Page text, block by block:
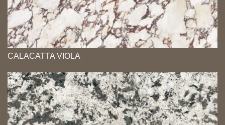
CALACATTA VIOLA